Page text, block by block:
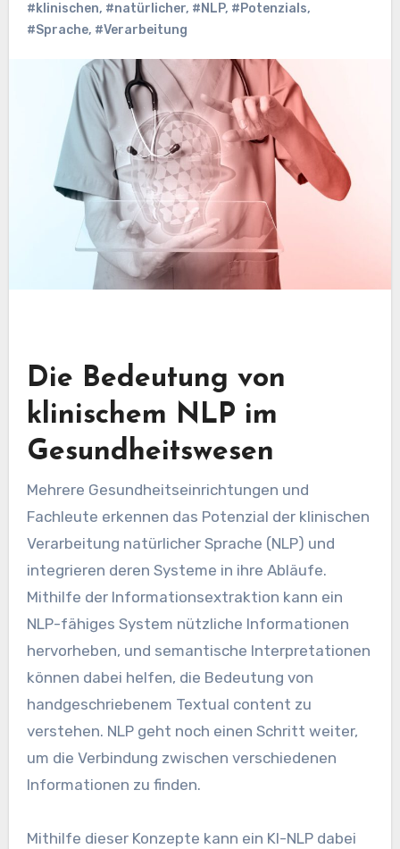
#klinischen, #natürlicher, #NLP, #Potenzials,
#Sprache, #Verarbeitung
Die Bedeutung von
klinischem NLP im
Gesundheitswesen
Mehrere Gesundheitseinrichtungen und
Fachleute erkennen das Potenzial der klinischen
Verarbeitung natürlicher Sprache (NLP) und
integrieren deren Systeme in ihre Abläufe.
Mithilfe der Informationsextraktion kann ein
NLP-fähiges System nützliche Informationen
hervorheben, und semantische Interpretationen
können dabei helfen, die Bedeutung von
handgeschriebenem Textual content zu
verstehen. NLP geht noch einen Schritt weiter,
um die Verbindung zwischen verschiedenen
Informationen zu finden.
Mithilfe dieser Konzepte kann ein KI-NLP dabei